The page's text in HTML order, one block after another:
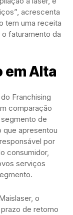
acrescenta
tem uma receita
faturamento da
em Alta
Franchising
comparação
de
apresentou
por
consumidor,
serviços
o
de retorno